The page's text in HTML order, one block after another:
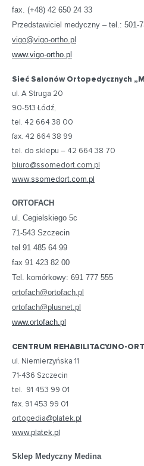
fax. (+48) 42 650 24 33
Przedstawiciel medyczny – tel.: 501-
vigo@vigo-ortho.pl
www.vigo-ortho.pl
Sieć Salonów Ortopedycznych
ul. A Struga 20
90-513 Łódź,
tel. 42 664 38 00
fax. 42 664 38 99
tel. do sklepu – 42 664 38 70
biuro@ssomedort.com.pl
www.ssomedort.com.pl
ORTOFACH
ul. Cegielskiego 5c
71-543 Szczecin
tel 91 485 64 99
fax 91 423 82 00
Tel. komórkowy: 691 777 555
ortofach@ortofach.pl
ortofach@plusnet.pl
www.ortofach.pl
CENTRUM REHABILITACYJNO-
ul. Niemierzyńska 11
71-436 Szczecin
tel. 91 453 99 01
fax. 91 453 99 01
ortopedia@platek.pl
www.platek.pl
Sklep Medyczny Medina